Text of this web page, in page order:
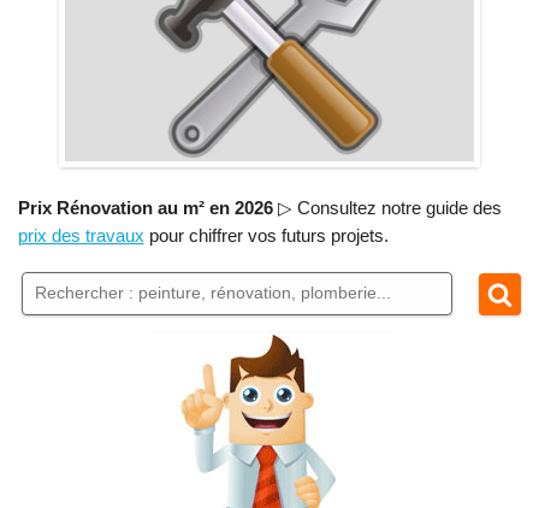
Prix Rénovation au m² en 2026▷ Consultez notre guide des
prix des travaux pour chiffrer vos futurs projets.